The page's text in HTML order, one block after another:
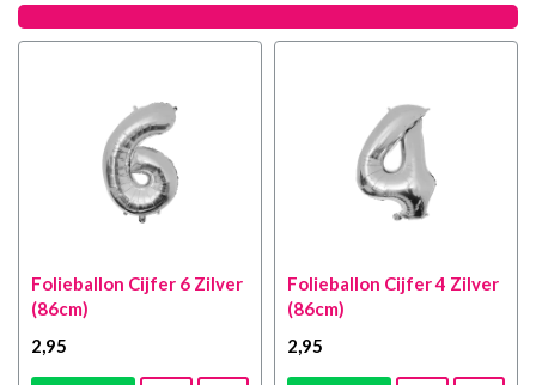
Folieballon Cijfer 6 Zilver
(86cm)
2 ,95
Folieballon Cijfer 4 Zilver
(86cm)
2 ,95